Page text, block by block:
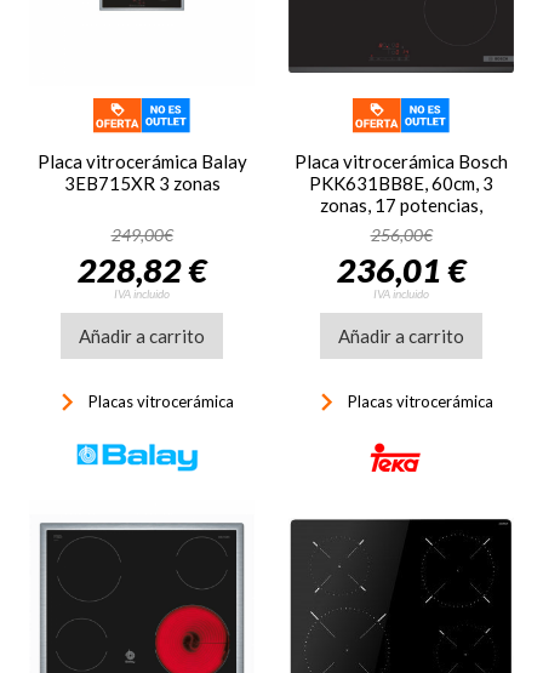
Placa vitrocerámica Balay
3EB715XR 3 zonas
249,00€
228,82 €
IVA incluido
Añadir a carrito
keyboard_arrow_right Placas vitrocerámica
Placa vitrocerámica Bosch
PKK631BB8E, 60cm, 3
zonas, 17 potencias,
5700W, TouchSelect, bisel
frontal, negro
256,00€
236,01 €
IVA incluido
Añadir a carrito
keyboard_arrow_right Placas vitrocerámica